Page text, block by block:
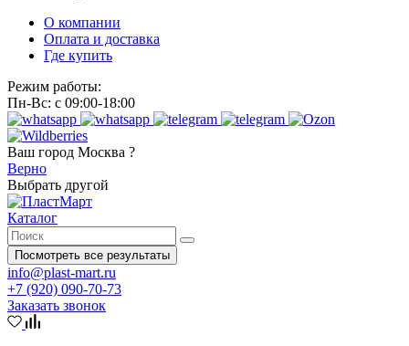
О компании
Оплата и доставка
Где купить
Режим работы:
Пн-Вс: с 09:00-18:00
Ваш город Москва ?
Верно
Выбрать другой
Каталог
Посмотреть все результаты
info@plast-mart.ru
+7 (920) 090-70-73
Заказать звонок